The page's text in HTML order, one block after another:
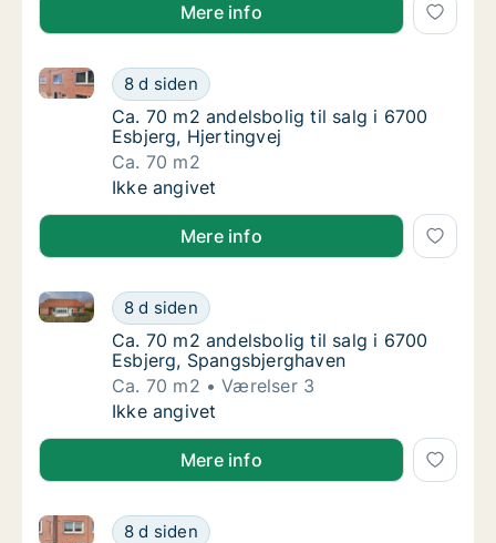
Mere info
Ca. 70 m2 andelsbolig til salg i 6700
8 d siden
Ca. 70 m2 andelsbolig til salg i 6700 Esbjerg,
Ca. 70 m2 andelsbolig til salg i 6700
Ca. 70 m2 andelsbolig til salg i 6700
Esbjerg, Hjertingvej
Ca. 70 m2
Ca. 70 m2 andelsbolig til salg i 6700
Ikke angivet
Mere info
Ca. 70 m2 andelsbolig til salg i 6700
8 d siden
Ca. 70 m2 andelsbolig til salg i 6700 Esbjerg,
Ca. 70 m2 andelsbolig til salg i 6700
Ca. 70 m2 andelsbolig til salg i 6700
Esbjerg, Spangsbjerghaven
Ca. 70 m2
Værelser 3
Ca. 70 m2 andelsbolig til salg i 6700
Ikke angivet
Mere info
Ca. 60 m2 andelsbolig til salg i 6700
8 d siden
Ca. 60 m2 andelsbolig til salg i 6700 Esbjerg,